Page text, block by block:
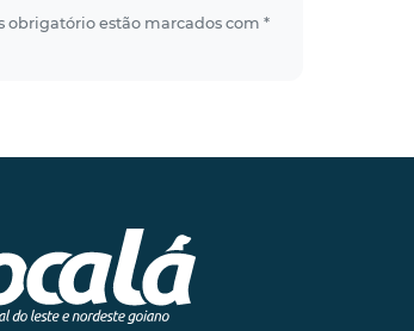
obrigatório estão marcados com *